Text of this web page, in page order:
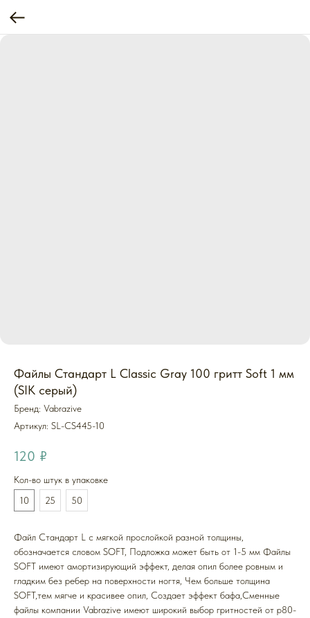
Файлы Стандарт L Classic Gray 100 гритт Soft 1 мм
(SIK серый)
Бренд: Vabrazive
Артикул: SL-CS445-10
120 ₽
Кол-во штук в упаковке
10
25 50
Файл Стандарт L с мягкой прослойкой разной толщины,
обозначается словом SOFT, Подложка может быть от 1-5 мм Файлы
SOFT имеют амортизирующий эффект, делая опил более ровным и
гладким без ребер на поверхности ногтя, Чем больше толщина
SOFT,тем мягче и красивее опил, Создает эффект бафа,Cменные
файлы компании Vabrazive имеют широкий выбор гритностей от р80-